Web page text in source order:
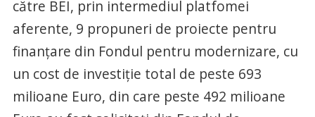
către BEI, prin intermediul platfomei
aferente, 9 propuneri de proiecte pentru
finanțare din Fondul pentru modernizare, cu
un cost de investiție total de peste 693
milioane Euro, din care peste 492 milioane